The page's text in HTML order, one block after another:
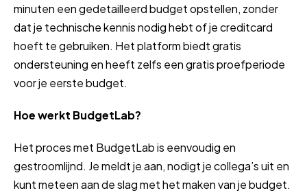
minuten een gedetailleerd budget opstellen, zonder
dat je technische kennis nodig hebt of je creditcard
hoeft te gebruiken. Het platform biedt gratis
ondersteuning en heeft zelfs een gratis proefperiode
voor je eerste budget.
Hoe werkt BudgetLab?
Het proces met BudgetLab is eenvoudig en
gestroomlijnd. Je meldt je aan, nodigt je collega’s uit en
kunt meteen aan de slag met het maken van je budget.